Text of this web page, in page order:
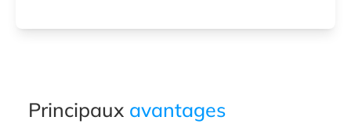
Principaux avantages